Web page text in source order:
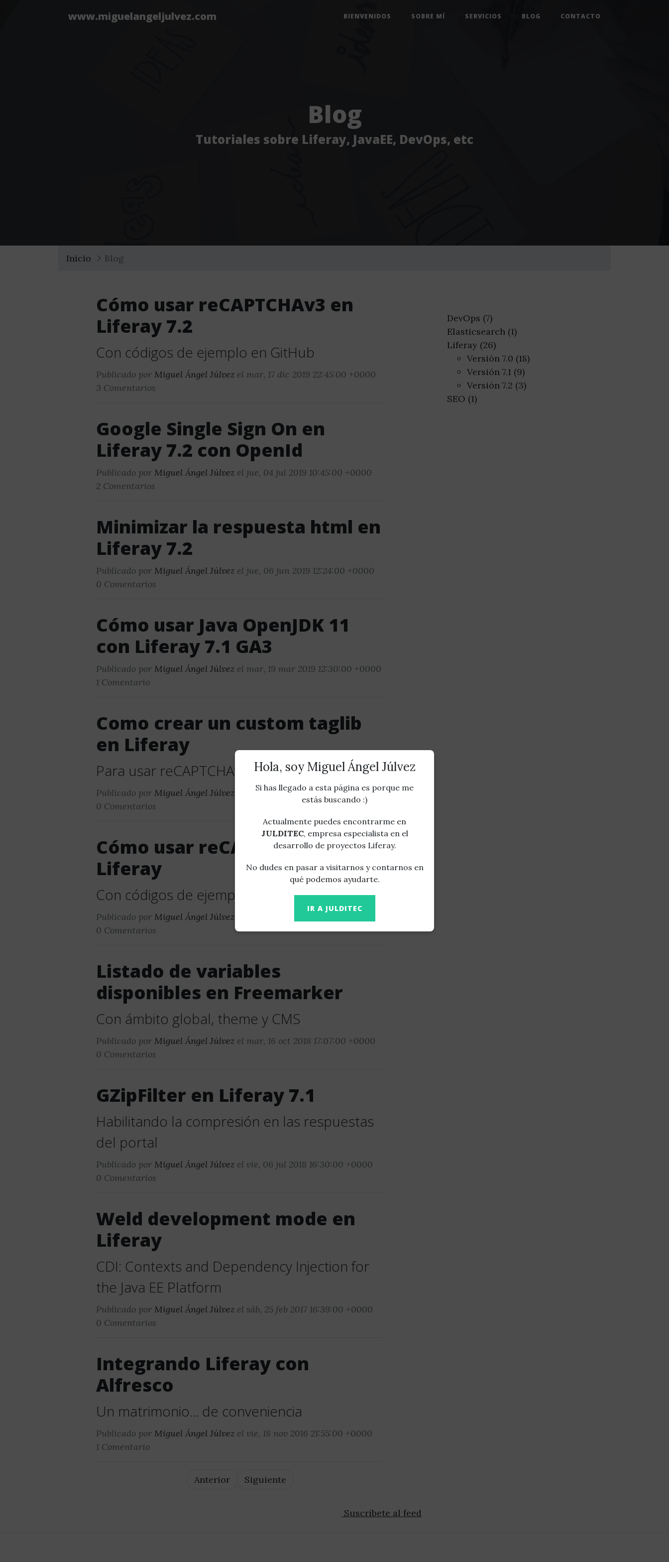
www.miguelangeljulvez.com BIENVENIDOS SOBRE MÍ SERVICIOS BLOG CONTACTO
Blog
Tutoriales sobre Liferay, JavaEE, DevOps, etc
Inicio Blog
Cómo usar reCAPTCHAv3 en
Liferay 7.2
Con códigos de ejemplo en GitHub
Publicado por Miguel Ángel Júlvezel mar, 17 dic 2019 22:45:00 +0000
3 Comentarios
Google Single Sign On en
Liferay 7.2 con OpenId
Publicado por Miguel Ángel Júlvezel jue, 04 jul 2019 10:45:00 +0000
2 Comentarios
Minimizar la respuesta html en
Liferay 7.2
Publicado por Miguel Ángel Júlvezel jue, 06 jun 2019 12:24:00 +0000
0 Comentarios
Cómo usar Java OpenJDK 11
con Liferay 7.1 GA3
Publicado por Miguel Ángel Júlvezel mar, 19 mar 2019 12:30:00 +0000
1 Comentario
Como crear un custom taglib
en Liferay
Para usar reCAPTCHAv3
Publicado por Miguel Ángel Júlvezel vie, 02 nov 2018 09:59:00 +0000
0 Comentarios
Cómo usar reCAPTCHAv3 en
Liferay
Con códigos de ejemplo en GitHub
Publicado por Miguel Ángel Júlvezel jue, 01 nov 2018 19:55:00 +0000
0 Comentarios
Listado de variables
disponibles en Freemarker
Con ámbito global, theme y CMS
Publicado por Miguel Ángel Júlvezel mar, 16 oct 2018 17:07:00 +0000
0 Comentarios
GZipFilter en Liferay 7.1
Habilitando la compresión en las respuestas
del portal
Publicado por Miguel Ángel Júlvezel vie, 06 jul 2018 16:30:00 +0000
0 Comentarios
Weld development mode en
Liferay
CDI: Contexts and Dependency Injection for
the Java EE Platform
Publicado por Miguel Ángel Júlvezel sáb, 25 feb 2017 16:39:00 +0000
0 Comentarios
Integrando Liferay con
Alfresco
Un matrimonio... de conveniencia
Publicado por Miguel Ángel Júlvezel vie, 18 nov 2016 21:55:00 +0000
1 Comentario
Anterior Siguiente
Suscríbete al feed
DevOps (7)
Elasticsearch (1)
Liferay (26)
Versión 7.0 (18)
Versión 7.1 (9)
Versión 7.2 (3)
SEO (1)
Hola, soy Miguel Ángel Júlvez
Si has llegado a esta página es porque me
estás buscando :)
Actualmente puedes encontrarme en
JULDITEC, empresa especialista en el
desarrollo de proyectos Liferay.
No dudes en pasar a visitarnos y contarnos en
qué podemos ayudarte.
IR A JULDITEC